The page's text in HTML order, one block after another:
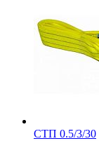
СТП 0.5/3/30